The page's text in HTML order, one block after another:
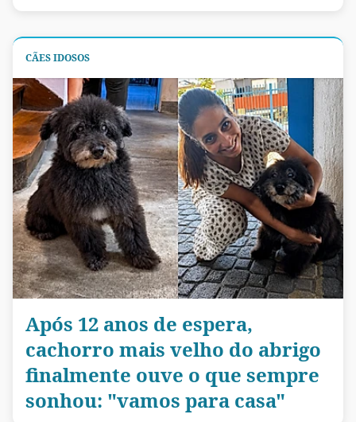
CÃES IDOSOS
Após 12 anos de espera,
cachorro mais velho do abrigo
finalmente ouve o que sempre
sonhou: "vamos para casa"